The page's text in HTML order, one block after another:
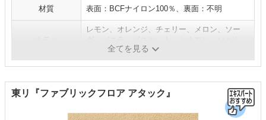
材質 表面：BCFナイロン100％、裏面：不明
レモン、オレンジ、チェリー、メロン、ソー
セサミ全てを見る
東リ『ファブリックフロア アタック』